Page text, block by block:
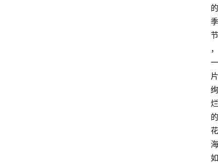
的
季
节
，
一
片
绚
烂
的
花
海
如